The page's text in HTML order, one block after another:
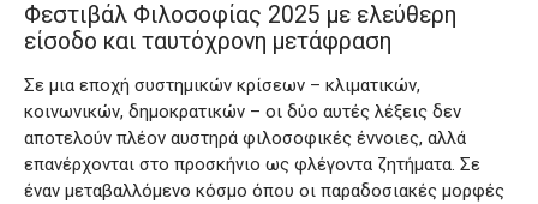
Φεστιβάλ Φιλοσοφίας 2025 με ελεύθερη
είσοδο και ταυτόχρονη μετάφραση
Σε μια εποχή συστημικών κρίσεων – κλιματικών,
κοινωνικών, δημοκρατικών – οι δύο αυτές λέξεις δεν
αποτελούν πλέον αυστηρά φιλοσοφικές έννοιες, αλλά
επανέρχονται στο προσκήνιο ως φλέγοντα ζητήματα. Σε
έναν μεταβαλλόμενο κόσμο όπου οι παραδοσιακές μορφές